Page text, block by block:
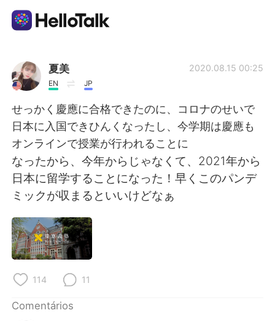
Aplicativo de troca de idioma
AI Grammar Checker
Português
English 简体中文
繁體中文
العربية
Deutsch
한국어
夏美
EN JP
2020.08.15 00:25
せっかく慶應に合格できたのに、コロナのせいで
日本に入国できひんくなったし、今学期は慶應も
オンラインで授業が行われることに
なったから、今年からじゃなくて、2021年から
日本に留学することになった！早くこのパンデ
ミックが収まるといいけどなぁ
114 11
Comentários